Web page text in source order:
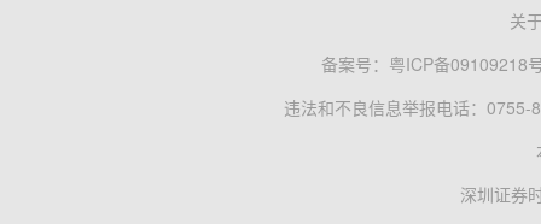
关
备案号： 粤ICP备09109218
违法和不良信息举报电话：0755-
深圳证券